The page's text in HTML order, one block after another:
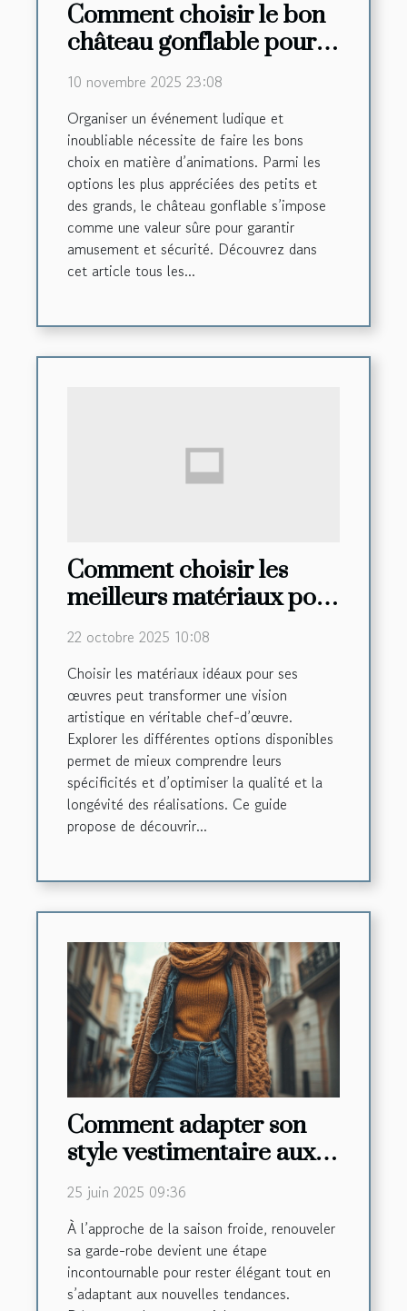
Comment choisir le bon
château gonflable pour
votre événement ?
10 novembre 2025 23:08
Organiser un événement ludique et
inoubliable nécessite de faire les bons
choix en matière d’animations. Parmi les
options les plus appréciées des petits et
des grands, le château gonflable s’impose
comme une valeur sûre pour garantir
amusement et sécurité. Découvrez dans
cet article tous les...
Comment choisir les
meilleurs matériaux pour
vos créations artistiques
?
22 octobre 2025 10:08
Choisir les matériaux idéaux pour ses
œuvres peut transformer une vision
artistique en véritable chef-d’œuvre.
Explorer les différentes options disponibles
permet de mieux comprendre leurs
spécificités et d’optimiser la qualité et la
longévité des réalisations. Ce guide
propose de découvrir...
Comment adapter son
style vestimentaire aux
tendances automne-
hiver
25 juin 2025 09:36
À l’approche de la saison froide, renouveler
sa garde-robe devient une étape
incontournable pour rester élégant tout en
s’adaptant aux nouvelles tendances.